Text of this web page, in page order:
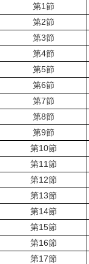
第1節
第2節
第3節
第4節
第5節
第6節
第7節
第8節
第9節
第10節
第11節
第12節
第13節
第14節
第15節
第16節
第17節